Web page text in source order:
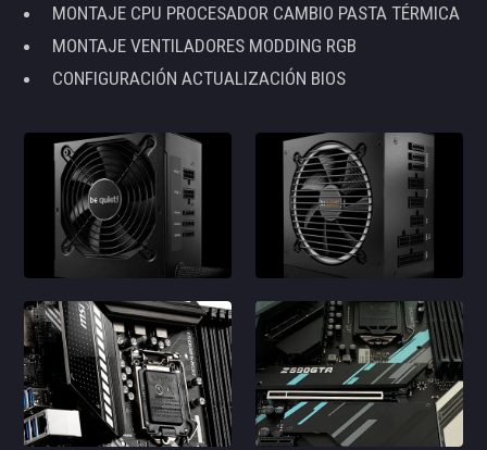
MONTAJE CPU PROCESADOR CAMBIO PASTA TÉRMICA
MONTAJE VENTILADORES MODDING RGB
CONFIGURACIÓN ACTUALIZACIÓN BIOS